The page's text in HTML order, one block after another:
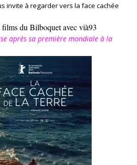
invite à regarder vers la face cachée
du Bilboquet avec vià93
après sa première mondiale à la